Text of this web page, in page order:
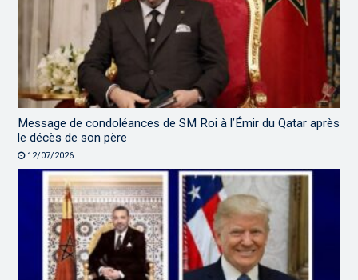
Message de condoléances de SM Roi à l’Émir du Qatar après
le décès de son père
12/07/2026